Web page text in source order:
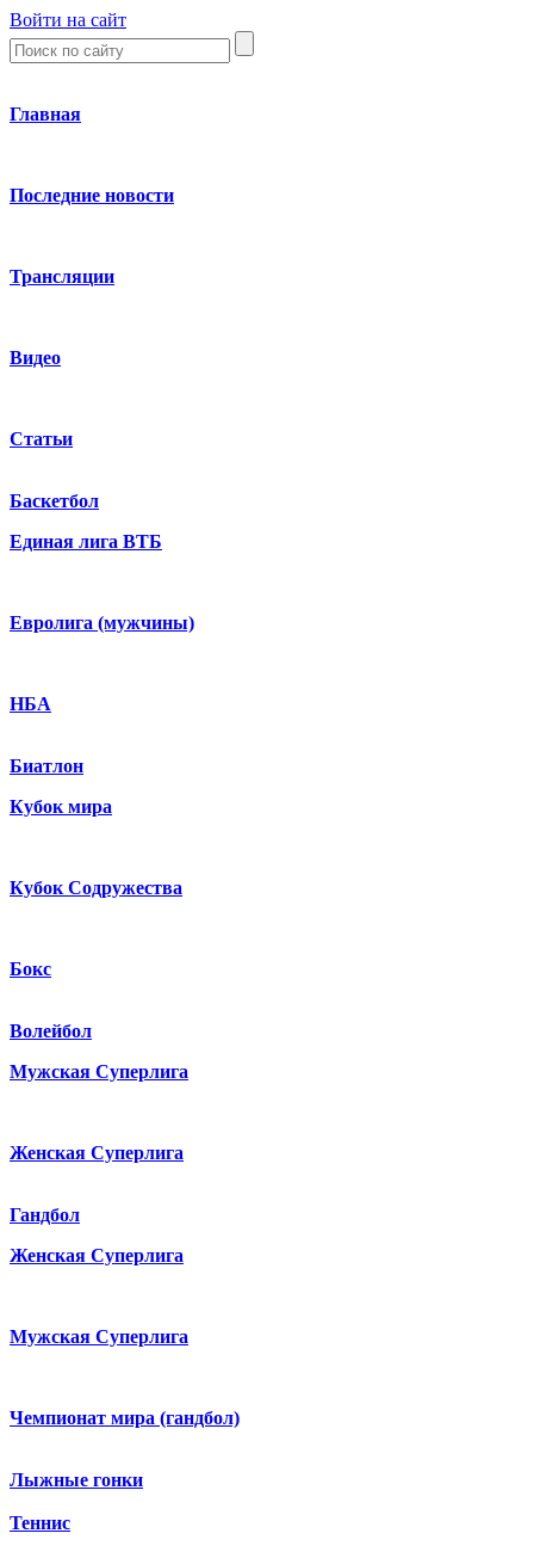
Войти на сайт
Главная
Последние новости
Трансляции
Видео
Статьи
Баскетбол
Единая лига ВТБ
Евролига (мужчины)
НБА
Биатлон
Кубок мира
Кубок Содружества
Бокс
Волейбол
Мужская Суперлига
Женская Суперлига
Гандбол
Женская Суперлига
Мужская Суперлига
Чемпионат мира (гандбол)
Лыжные гонки
Теннис